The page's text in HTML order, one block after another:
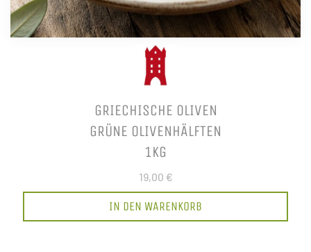
GRIECHISCHE OLIVEN
GRÜNE OLIVENHÄLFTEN
1KG
19,00 €
IN DEN WARENKORB